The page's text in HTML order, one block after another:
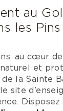
au
les Pins
au cœur
naturel et
la Sainte
site
Disposez